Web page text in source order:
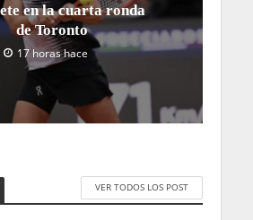
en la cuarta ronda
de Toronto
17 horas hace
VER TODOS LOS POST